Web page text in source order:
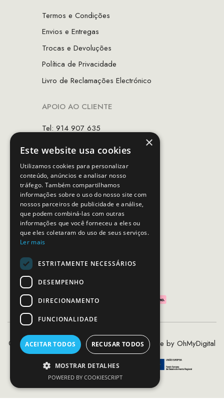
Termos e Condições
Envios e Entregas
Trocas e Devoluções
Política de Privacidade
Livro de Reclamações Electrónico
APOIO AO CLIENTE
Tel: 914 907 635
Horário de contacto:
Dias úteis das 10h as 19h
SEGUE-NOS
PAGAMENTOS SEGUROS
©2020 - 2026 MCS - Mob Crew Store | Made by OhMyDigital
×
Este website usa cookies
Utilizamos cookies para personalizar
conteúdo, anúncios e analisar nosso
tráfego. Também compartilhamos
informações sobre o uso do nosso site com
nossos parceiros de publicidade e análise,
que podem combiná-las com outras
informações que você forneceu a eles ou
que eles coletaram do uso de seus serviços.
Ler mais
ESTRITAMENTE NECESSÁRIOS
DESEMPENHO
DIRECIONAMENTO
FUNCIONALIDADE
ACEITAR TODOS RECUSAR TODOS
MOSTRAR DETALHES
POWERED BY COOKIESCRIPT